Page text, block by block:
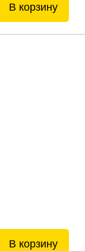
В корзину
В корзину